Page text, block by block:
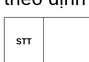
STT